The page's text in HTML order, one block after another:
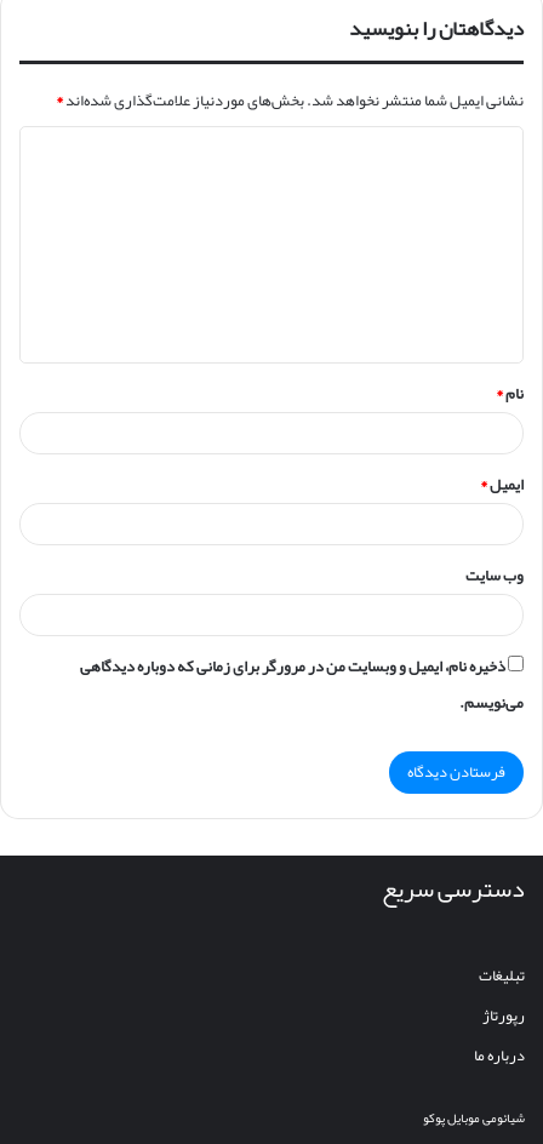
دیدگاهتان را بنویسید
نشانی ایمیل شما منتشر نخواهد شد.بخش‌های موردنیاز علامت‌گذاری شده‌اند*
*
نام*
ایمیل*
وب‌ سایت
ذخیره نام، ایمیل و وبسایت من در مرورگر برای زمانی که دوباره دیدگاهی
می‌نویسم.
دسترسی سریع
تبلیغات
رپورتاژ
درباره ما
شیائومیموبایلپوکو